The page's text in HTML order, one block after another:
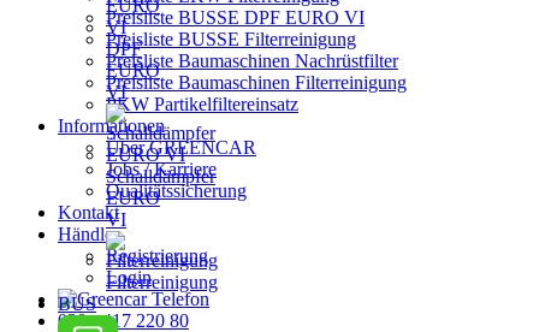
DPF
EURO
VI
Schalldämpfer
EURO
VI
Filterreinigung
BUS
Preisliste BUSSE DPF EURO VI
Preisliste BUSSE Filterreinigung
Preisliste Baumaschinen Nachrüstfilter
Preisliste Baumaschinen Filterreinigung
PKW Partikelfiltereinsatz
Informationen
Über GREENCAR
Jobs / Karriere
Qualitätssicherung
Kontakt
Händler
Registrierung
Login
030 - 417 220 80